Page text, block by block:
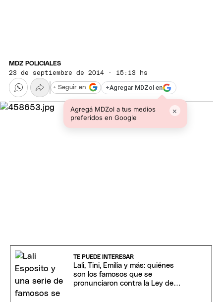
MDZ POLICIALES
23 de septiembre de 2014 · 15:13 hs
+Agregar MDZol en
Agregá MDZol a tus medios
preferidos en Google
×
+ Seguir en
TE PUEDE INTERESAR
Lali, Tini, Emilia y más: quiénes
son los famosos que se
pronunciaron contra la Ley de